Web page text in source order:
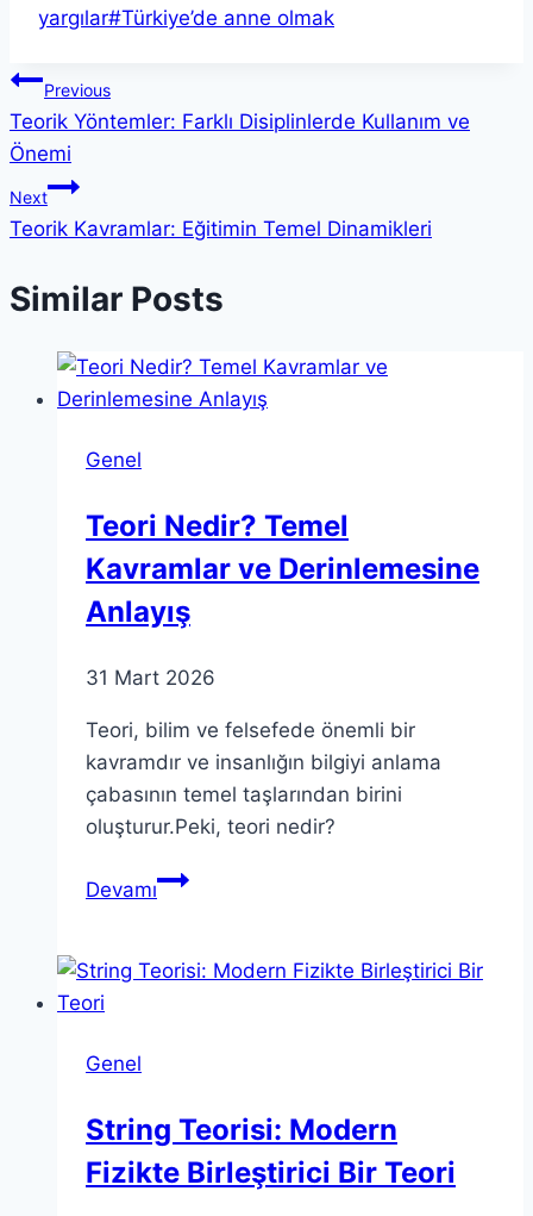
yargılar#Türkiye’de anne olmak
Yazı
gezinmesi
Previous
Teorik Yöntemler: Farklı Disiplinlerde Kullanım ve
Önemi
Next
Teorik Kavramlar: Eğitimin Temel Dinamikleri
Similar Posts
Genel
Teori Nedir? Temel
Kavramlar ve Derinlemesine
Anlayış
31 Mart 2026
Teori, bilim ve felsefede önemli bir
kavramdır ve insanlığın bilgiyi anlama
çabasının temel taşlarından birini
oluşturur.Peki, teori nedir?
DevamıTeori
Kavramlar
Genel
String Teorisi: Modern
Fizikte Birleştirici Bir Teori